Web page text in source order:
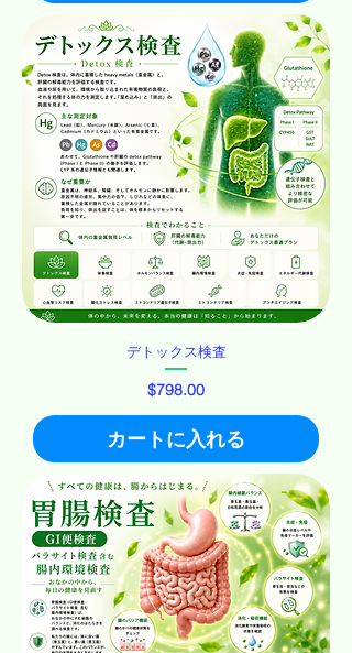
デトックス検査
価格
$798.00
カートに入れる